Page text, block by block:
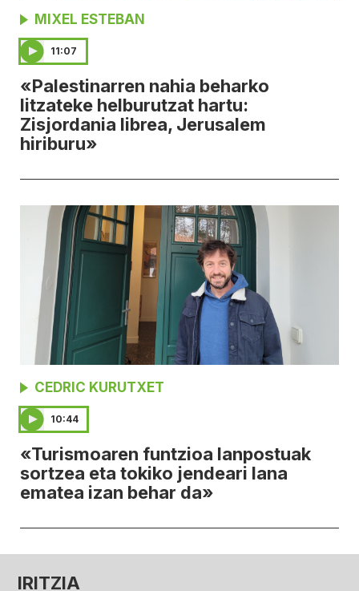
MIXEL ESTEBAN
11:07
«Palestinarren nahia beharko
litzateke helburutzat hartu:
Zisjordania librea, Jerusalem
hiriburu»
CEDRIC KURUTXET
10:44
«Turismoaren funtzioa lanpostuak
sortzea eta tokiko jendeari lana
ematea izan behar da»
IRITZIA